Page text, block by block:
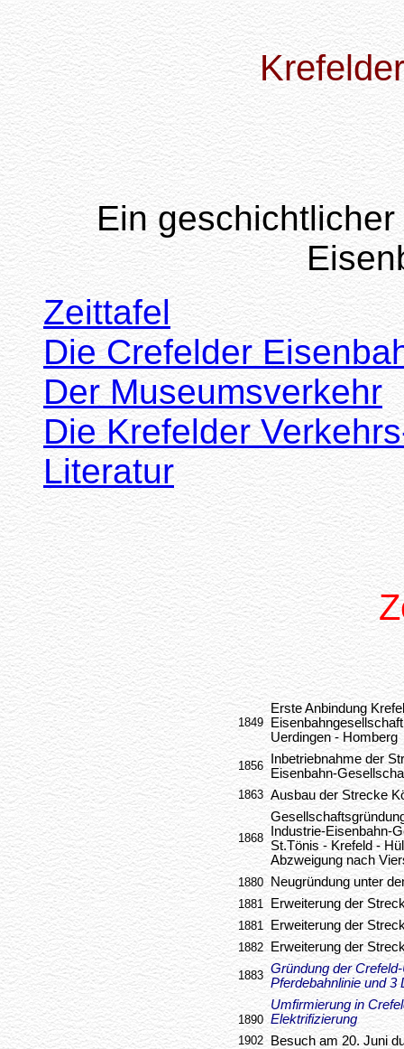
Ein
Zeittafel
Die Crefelder
Der Museumsverkehr
Die Krefelder
Literatur
1849
Erste Anbindung
Uerdingen - Homberg
1856
Inbetriebnahme der
Eisenbahn-
1863 Ausbau der Strecke
1868
Industrie-Eisenbahn-
St.Tönis - Krefeld -
Abzweigung nach
1880 Neugründung unter
1881 Erweiterung der
1881 Erweiterung der
1882 Erweiterung der
1883 Gründung der
Pferdebahnlinie und 3
1890
Umfirmierung in
Elektrifizierung
1902 Besuch am 20. Juni